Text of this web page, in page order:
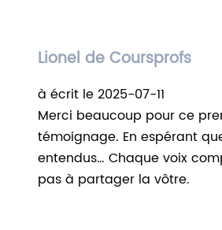
Lionel de Coursprofs
à écrit le 2025-07-11
Merci beaucoup pour ce
témoignage. En espérant
entendus… Chaque voix
pas à partager la vôtre.